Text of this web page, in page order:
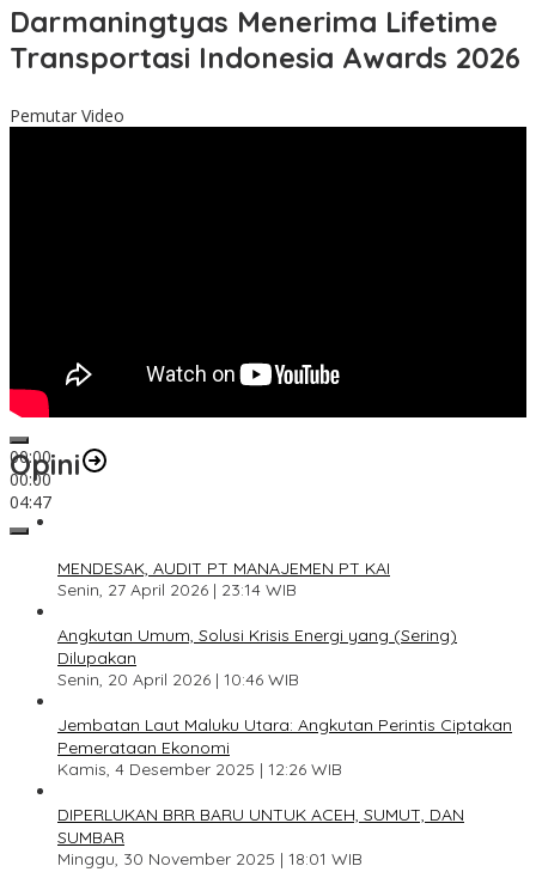
Darmaningtyas Menerima Lifetime
Transportasi Indonesia Awards 2026
Pemutar Video
00:00
00:00
04:47
Opini
MENDESAK, AUDIT PT MANAJEMEN PT KAI
Senin, 27 April 2026 | 23:14 WIB
Angkutan Umum, Solusi Krisis Energi yang (Sering)
Dilupakan
Senin, 20 April 2026 | 10:46 WIB
Jembatan Laut Maluku Utara: Angkutan Perintis Ciptakan
Pemerataan Ekonomi
Kamis, 4 Desember 2025 | 12:26 WIB
DIPERLUKAN BRR BARU UNTUK ACEH, SUMUT, DAN
SUMBAR
Minggu, 30 November 2025 | 18:01 WIB